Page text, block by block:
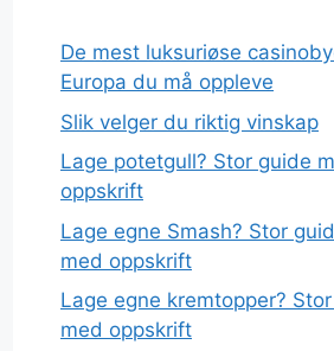
De mest luksuriøse
Europa du må oppleve
Slik velger du riktig vinskap
Lage potetgull? Stor guide
oppskrift
Lage egne Smash? Stor
med oppskrift
Lage egne kremtopper?
med oppskrift